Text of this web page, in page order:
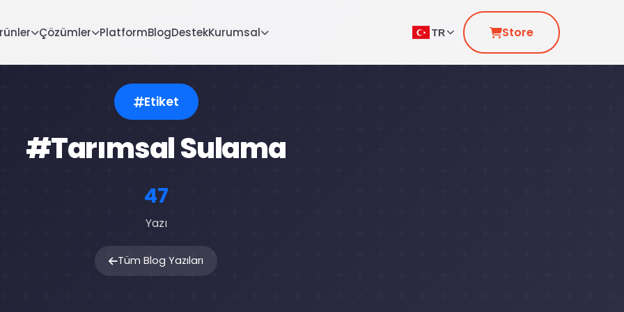
Çözümler PlatformBlogDestekKurumsal TR Store
Etiket
#Tarımsal Sulama
47
Yazı
Tüm Blog Yazıları